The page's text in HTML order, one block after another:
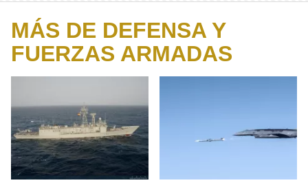
MÁS DE DEFENSA Y
FUERZAS ARMADAS